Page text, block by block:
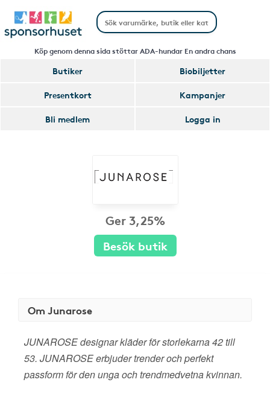
Köp genom denna sida stöttar ADA-hundar En andra chans
Butiker
Biobiljetter
Presentkort
Kampanjer
Bli medlem
Logga in
Ger 3,25%
Besök butik
Om Junarose
JUNAROSE designar kläder för storlekarna 42 till
53. JUNAROSE erbjuder trender och perfekt
passform för den unga och trendmedvetna kvinnan.